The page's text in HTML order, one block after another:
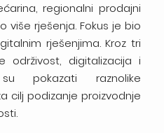
regionalni prodajni
više rješenja. Fokus je bio
rješenjima. Kroz tri
održivost, digitalizacija i
pokazati raznolike
cilj podizanje proizvodnje